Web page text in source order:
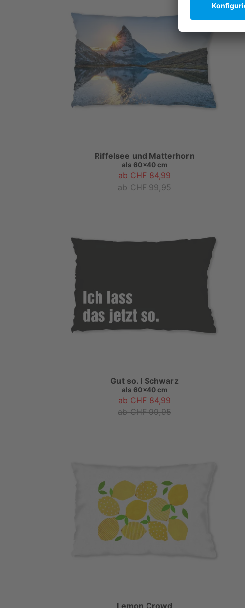
Riffelsee und Matterhorn
als 60x40 cm
ab CHF 84,99
ab CHF 99,95
Gut so. I Schwarz
als 60x40 cm
ab CHF 84,99
ab CHF 99,95
Lemon Crowd